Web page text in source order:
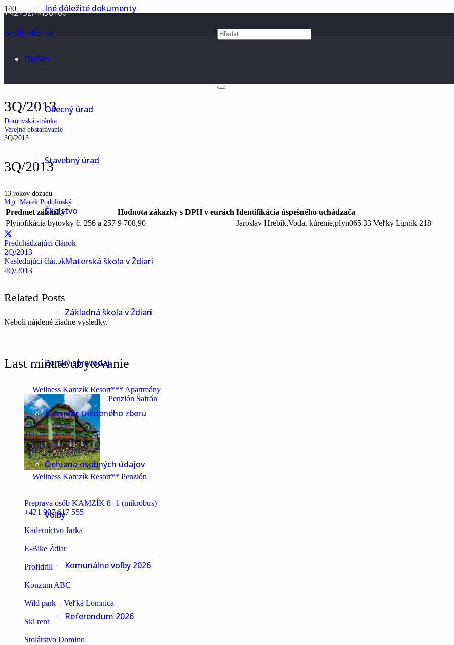
+42152/4498100
ocu@zdiar.sk
Iné dôležité dokumenty
Občan
Obecný úrad
Stavebný úrad
Školstvo
Materská škola v Ždiari
Základná škola v Ždiari
Zorský spravodaj
Kalendár triedeného zberu
Ochrana osobných údajov
Voľby
Komunálne voľby 2026
Referendum 2026
3Q/2013
Domovská stránka
Verejné obstarávanie
3Q/2013
3Q/2013
13 rokov dozadu
Mgr. Marek Podolinský
Predmet zákazky Hodnota zákazky s DPH v eurách Identifikácia úspešného uchádzača
Plynofikácia bytovky č. 256 a 257 9 708,90 Jaroslav Hrebík,Voda, kúrenie,plyn065 33 Veľký Lipník 218
Predchádzajúci článok
2Q/2013
Nasledujúci článok
4Q/2013
Related Posts
Neboli nájdené žiadne výsledky.
Last minute ubytovanie
Wellness Kamzík Resort*** Apartmány
Penzión Šafrán
Wellness Kamzík Resort** Penzión
Preprava osôb KAMZÍK 8+1 (mikrobus)
+421 907 617 555
Kaderníctvo Jarka
E-Bike Ždiar
Profidrill
Konzum ABC
Wild park – Veľká Lomnica
Ski rent
Stolárstvo Domino